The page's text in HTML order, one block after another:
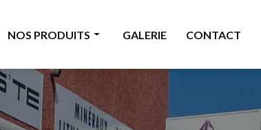
NOS PRODUITS
Minéraux
Bijoux
GALERIE CONTACT